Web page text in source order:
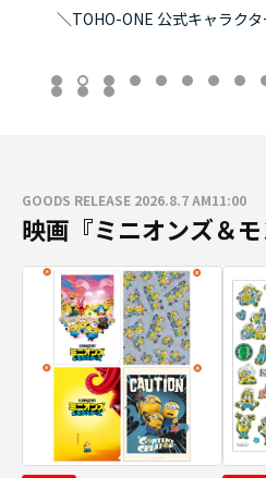
＼TOHO-ONE 公式キャラク
GOODS RELEASE 2026.8.7 AM11:00
映画『ミニオンズ＆モ